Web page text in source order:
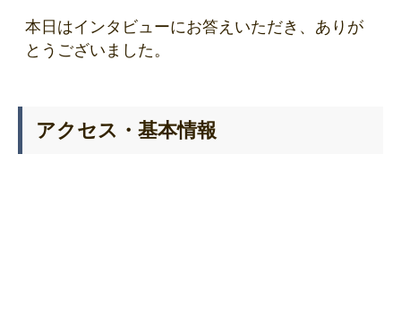
本日はインタビューにお答えいただき、ありが
とうございました。
アクセス・基本情報